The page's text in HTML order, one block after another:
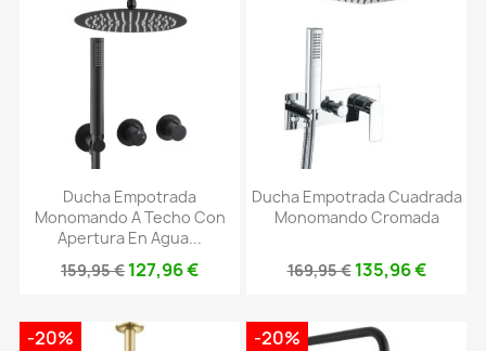
Ducha Empotrada
Monomando A Techo Con
Apertura En Agua...
159,95 € 127,96 €
Ducha Empotrada Cuadrada
Monomando Cromada
169,95 € 135,96 €
-20% -20%